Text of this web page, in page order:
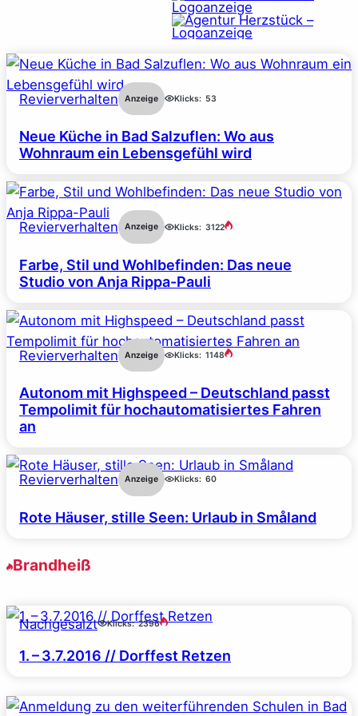
Revierverhalten Anzeige Klicks: 53
Neue Küche in Bad Salzuflen: Wo aus
Wohnraum ein Lebensgefühl wird
Revierverhalten Anzeige Klicks: 3122
Farbe, Stil und Wohlbefinden: Das neue
Studio von Anja Rippa-Pauli
Revierverhalten Anzeige Klicks: 1148
Autonom mit Highspeed – Deutschland passt
Tempolimit für hochautomatisiertes Fahren
an
Revierverhalten Anzeige Klicks: 60
Rote Häuser, stille Seen: Urlaub in Småland
Brandheiß
Nachgesalzt Klicks: 2396
1. – 3.7.2016 // Dorffest Retzen